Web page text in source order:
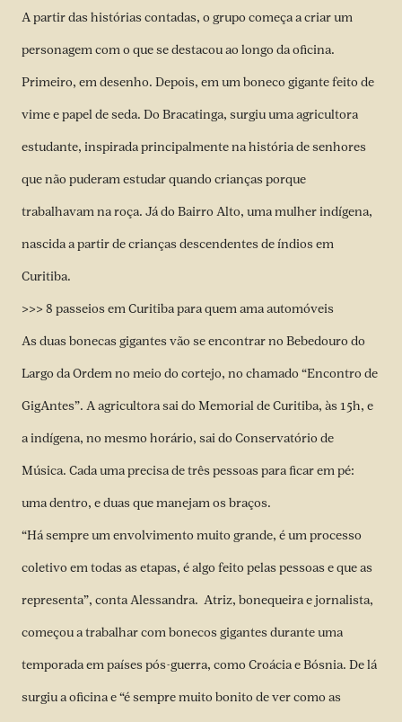
A partir das histórias contadas, o grupo começa a criar um
personagem com o que se destacou ao longo da oficina.
Primeiro, em desenho. Depois, em um boneco gigante feito de
vime e papel de seda. Do Bracatinga, surgiu uma agricultora
estudante, inspirada principalmente na história de senhores
que não puderam estudar quando crianças porque
trabalhavam na roça. Já do Bairro Alto, uma mulher indígena,
nascida a partir de crianças descendentes de índios em
Curitiba.
>>> 8 passeios em Curitiba para quem ama automóveis
As duas bonecas gigantes vão se encontrar no Bebedouro do
Largo da Ordem no meio do cortejo, no chamado “Encontro de
GigAntes”. A agricultora sai do Memorial de Curitiba, às 15h, e
a indígena, no mesmo horário, sai do Conservatório de
Música. Cada uma precisa de três pessoas para ficar em pé:
uma dentro, e duas que manejam os braços.
“Há sempre um envolvimento muito grande, é um processo
coletivo em todas as etapas, é algo feito pelas pessoas e que as
representa”, conta Alessandra. Atriz, bonequeira e jornalista,
começou a trabalhar com bonecos gigantes durante uma
temporada em países pós-guerra, como Croácia e Bósnia. De lá
surgiu a oficina e “é sempre muito bonito de ver como as